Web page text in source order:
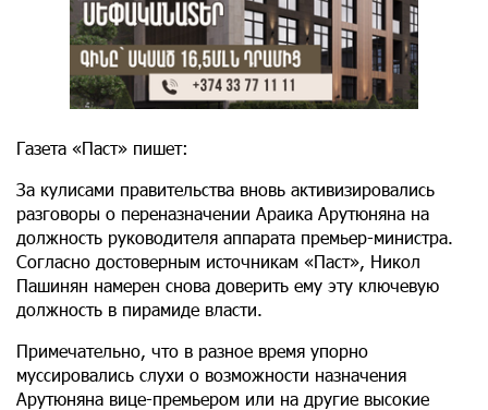
Газета «Паст» пишет:
За кулисами правительства вновь активизировались
разговоры о переназначении Араика Арутюняна на
должность руководителя аппарата премьер-министра.
Согласно достоверным источникам «Паст», Никол
Пашинян намерен снова доверить ему эту ключевую
должность в пирамиде власти.
Примечательно, что в разное время упорно
муссировались слухи о возможности назначения
Арутюняна вице-премьером или на другие высокие